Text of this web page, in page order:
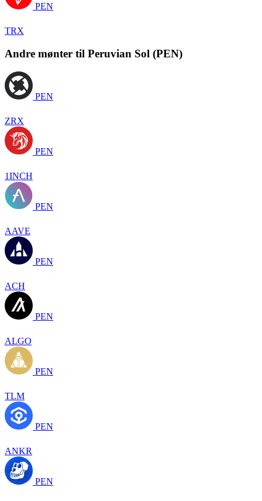
PEN
TRX
Andre mønter til Peruvian Sol (PEN)
PEN
ZRX
PEN
1INCH
PEN
AAVE
PEN
ACH
PEN
ALGO
PEN
TLM
PEN
ANKR
PEN